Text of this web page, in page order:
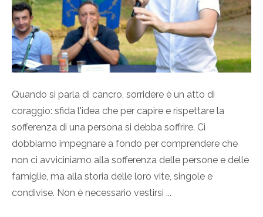
Quando si parla di cancro, sorridere è un atto di
coraggio: sfida l'idea che per capire e rispettare la
sofferenza di una persona si debba soffrire. Ci
dobbiamo impegnare a fondo per comprendere che
non ci avviciniamo alla sofferenza delle persone e delle
famiglie, ma alla storia delle loro vite, singole e
condivise. Non è necessario vestirsi ...